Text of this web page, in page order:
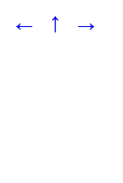
← ↑ →